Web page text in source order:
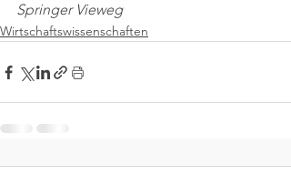
Springer Vieweg
Wirtschaftswissenschaften